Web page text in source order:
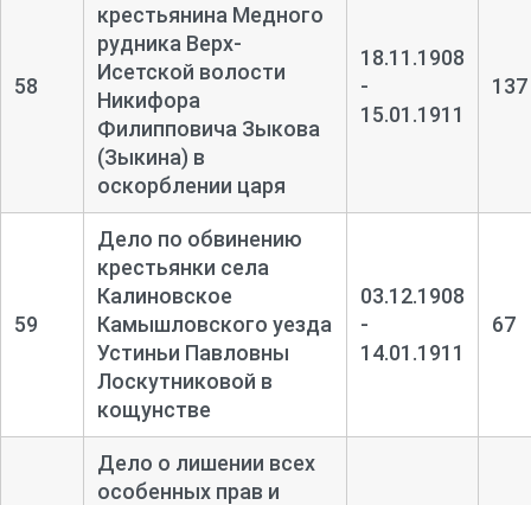
58
крестьянина Медного
рудника Верх-
Исетской волости
Никифора
Филипповича Зыкова
(Зыкина) в
оскорблении царя
18.11.1908
-
15.01.1911
137
59
Дело по обвинению
крестьянки села
Калиновское
Камышловского уезда
Устиньи Павловны
Лоскутниковой в
кощунстве
03.12.1908
-
14.01.1911
67
Дело о лишении всех
особенных прав и